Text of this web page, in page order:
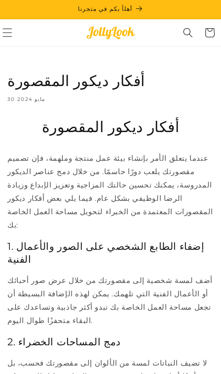
أهلأ بكم في متجرنا
Cart
أفكار ديكور المقصورة
30 مايو 2024
أفكار ديكور المقصورة
عندما يتعلق الأمر بإنشاء بيئة عمل منتجة وملهمة، فإن تصميم
مقصورتك يلعب دورًا حاسمًا. من خلال دمج عناصر الديكور
المدروسة، يمكنك تحسين حالتك المزاجية وتعزيز الإبداع وزيادة
الرضا الوظيفي بشكل عام. فيما يلي بعض أفكار ديكور
المقصورات المعتمدة من الخبراء لتحويل مساحة العمل الخاصة
بك:
1. إضفاء الطابع الشخصي على الصور والأعمال
الفنية
أضف لمسة شخصية إلى مقصورتك من خلال عرض صور أحبائك
أو الأعمال الفنية التي تلهمك. يمكن لهذه الإضافة البسيطة أن
تجعل مساحة العمل الخاصة بك تبدو أكثر جاذبية وتساعدك على
البقاء متحفزًا طوال اليوم.
2. دمج المساحات الخضراء
لا تضيف النباتات لمسة من الألوان إلى مقصورتك فحسب، بل